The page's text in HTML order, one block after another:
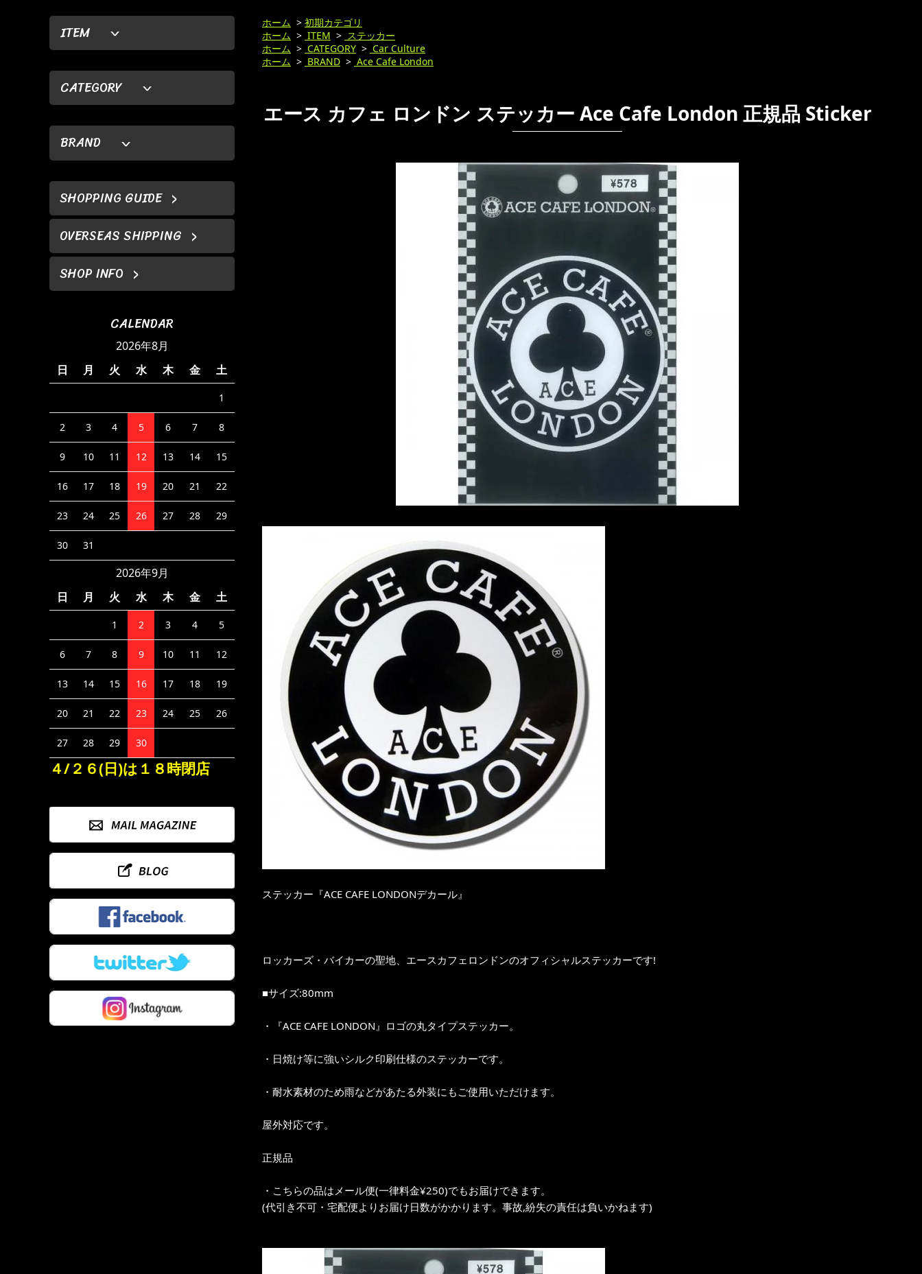
ITEM
CATEGORY
BRAND
SHOPPING GUIDE
OVERSEAS SHIPPING
SHOP INFO
CALENDAR
2026年8月
日
月 火 水 木 金 土
1
2 3 4 5 6 7 8
9 10 11 12 13 14 15
16 17 18 19 20 21 22
23 24 25 26 27 28 29
30 31
2026年9月
日
月 火 水 木 金 土
1 2 3 4 5
6 7 8 9 10 11 12
13 14 15 16 17 18 19
20 21 22 23 24 25 26
27 28 29 30
４/２６(日)は１８時閉店
ホーム > 初期カテゴリ
ホーム > ITEM > ステッカー
ホーム > CATEGORY > Car Culture
ホーム > BRAND > Ace Cafe London
エース カフェ ロンドン ステッカー Ace Cafe London 正規品 Sticker
ステッカー『ACE CAFE LONDONデカール』
ロッカーズ・バイカーの聖地、エースカフェロンドンのオフィシャルステッカーです!
■サイズ:80mm
・『ACE CAFE LONDON』ロゴの丸タイプステッカー。
・日焼け等に強いシルク印刷仕様のステッカーです。
・耐水素材のため雨などがあたる外装にもご使用いただけます。
屋外対応です。
正規品
・こちらの品はメール便(一律料金¥250)でもお届けできます。
(代引き不可・宅配便よりお届け日数がかかります。事故,紛失の責任は負いかねます)